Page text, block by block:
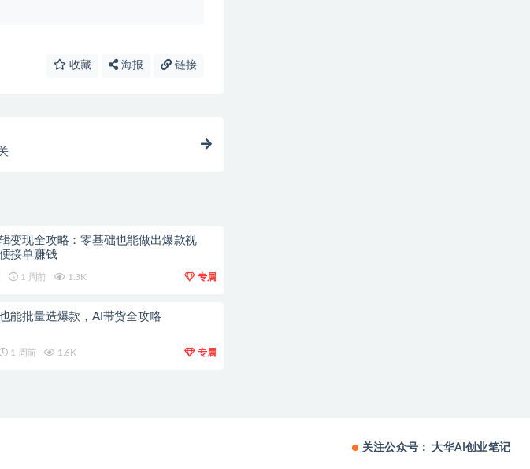
收藏 海报 链接
变现全攻略：零基础也能做出爆款视
接单赚钱
1 周前 1.3K 专属
能批量造爆款，AI带货全攻略
1 周前 1.6K 专属
关注公众号： 大华AI创业笔记